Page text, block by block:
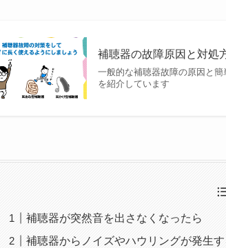
補聴器の故障原因と対処
一般的な補聴器故障の原因と
を紹介しています
補聴器が突然音を出さなくなったら
補聴器からノイズやハウリングが発生